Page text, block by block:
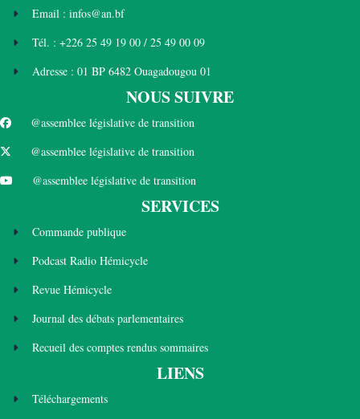
Email : infos@an.bf
Tél. : +226 25 49 19 00 / 25 49 00 09
Adresse : 01 BP 6482 Ouagadougou 01
NOUS SUIVRE
@assemblee législative de transition
@assemblee législative de transition
@assemblee législative de transition
SERVICES
Commande publique
Podcast Radio Hémicycle
Revue Hémicycle
Journal des débats parlementaires
Recueil des comptes rendus sommaires
LIENS
Téléchargements